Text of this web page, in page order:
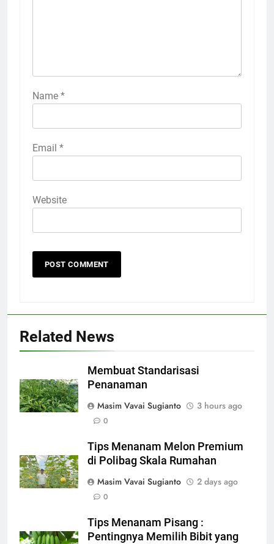
Name *
Email *
Website
Related News
Membuat Standarisasi
Penanaman
Masim Vavai Sugianto
3 hours ago
0
Tips Menanam Melon Premium
di Polibag Skala Rumahan
Masim Vavai Sugianto
2 days ago
0
Tips Menanam Pisang :
Pentingnya Memilih Bibit yang